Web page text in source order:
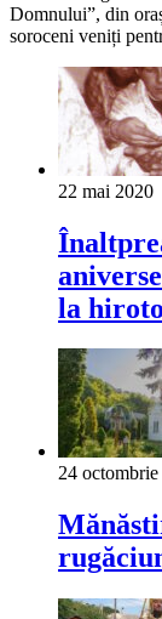
Domnului”, din
soroceni veniți
22 mai 2020
la
24